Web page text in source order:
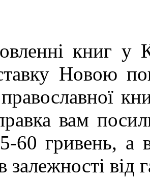
книг у
Новою
вам
60 гривень,
залежності від